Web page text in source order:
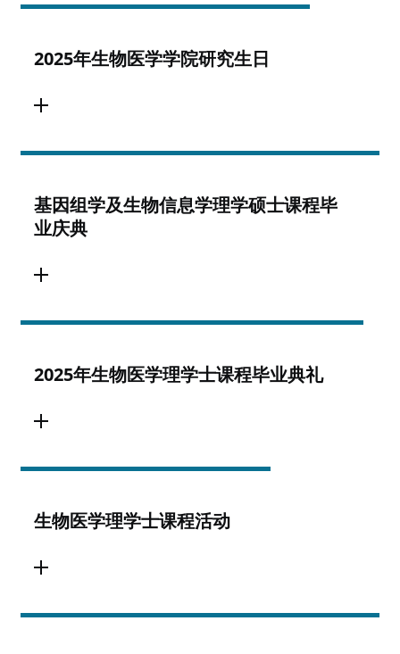
2025年生物医学学院研究生日
基因组学及生物信息学理学硕士课程毕
业庆典
2025年生物医学理学士课程毕业典礼
生物医学理学士课程活动